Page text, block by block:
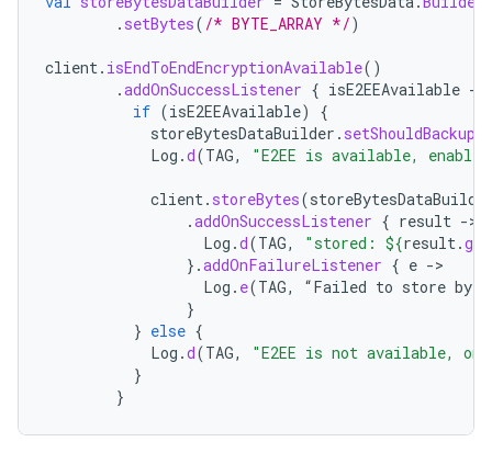
. setBytes( /* BYTE_ARRAY */)
client. isEndToEndEncryptionAvailable()
.addOnSuccessListener { isE2EEAvailable -
if (isE2EEAvailable)
{
storeBytesDataBuilder .
Log .d(TAG, "E2EE is available,
client. storeBytes(
.addOnSuccessListener { result -
Log .d(TAG, "stored: ${result.
}.addOnFailureListener { e -
Log . e(TAG, “Failed to store
}
} else {
Log .d(TAG,
"E2EE is not available,
}
}